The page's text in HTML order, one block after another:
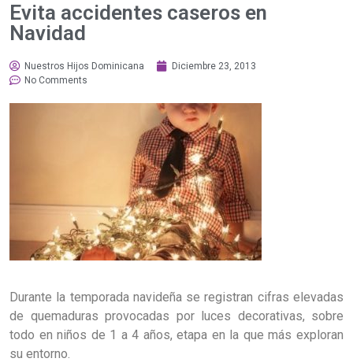
Evita accidentes caseros en
Navidad
Nuestros Hijos Dominicana
Diciembre 23, 2013
No Comments
Durante la temporada navideña se registran cifras elevadas
de quemaduras provocadas por luces decorativas, sobre
todo en niños de 1 a 4 años, etapa en la que más exploran
su entorno.